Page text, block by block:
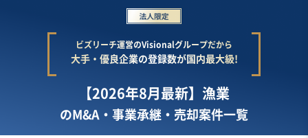
ビズリーチ運営のVisionalグループだから
大手・優良企業の登録数が国内最大級!
【2026年8月最新】漁業
のM&A・事業承継・売却案件一覧